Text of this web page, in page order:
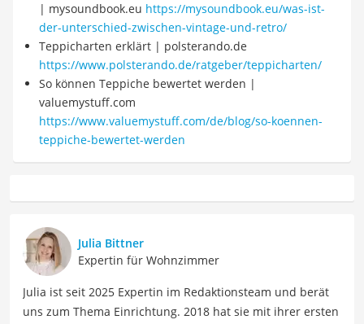
| mysoundbook.eu https://mysoundbook.eu/was-ist-
der-unterschied-zwischen-vintage-und-retro/
Teppicharten erklärt | polsterando.de
https://www.polsterando.de/ratgeber/teppicharten/
So können Teppiche bewertet werden |
valuemystuff.com
https://www.valuemystuff.com/de/blog/so-koennen-
teppiche-bewertet-werden
Julia Bittner
Expertin für Wohnzimmer
Julia ist seit 2025 Expertin im Redaktionsteam und berät
uns zum Thema Einrichtung. 2018 hat sie mit ihrer ersten